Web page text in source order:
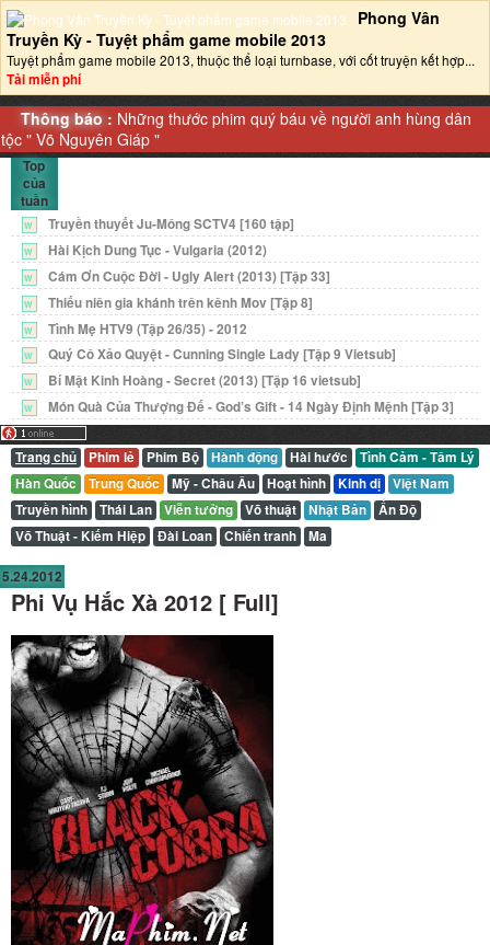
Phong Vân
Truyền Kỳ - Tuyệt phẩm game mobile 2013‎
Tuyệt phẩm game mobile 2013, thuộc thể loại turnbase, với cốt truyện kết hợp...
Tải miễn phí
Thông báo : Những thước phim quý báu về người anh hùng dân
tộc "Võ Nguyên Giáp "
Top
của
tuần
W Truyền thuyết Ju-Mông SCTV4 [160 tập]
W Hài Kịch Dung Tục - Vulgaria (2012)
W Cám Ơn Cuộc Đời - Ugly Alert (2013) [Tập 33]
W Thiếu niên gia khánh trên kênh Mov [Tập 8]
W Tình Mẹ HTV9 (Tập 26/35) - 2012
W Quý Cô Xảo Quyệt - Cunning Single Lady [Tập 9 Vietsub]
W Bí Mật Kinh Hoàng - Secret (2013) [Tập 16 vietsub]
W Món Quà Của Thượng Đế - God’s Gift - 14 Ngày Định Mệnh [Tập 3]
Trang chủ Phim lẻ Phim Bộ Hành động Hài hước
Tình Cảm - Tâm Lý
Hàn Quốc
Trung Quốc Mỹ - Châu Âu Hoạt hình Kinh dị
Việt Nam
Truyền hình
Thái Lan Viễn tưởng Võ thuật Nhật Bản
Ấn Độ
Võ Thuật - Kiếm Hiệp
Đài Loan Chiến tranh Ma
5.24.2012
Phi Vụ Hắc Xà 2012 [ Full]